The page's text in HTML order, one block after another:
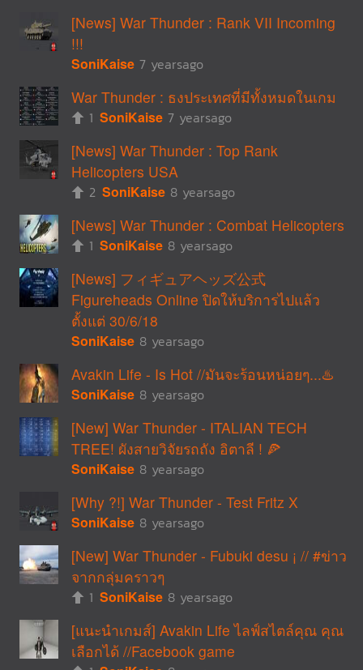
[News] War Thunder : Rank VII Incoming
!!!
SoniKaise 7 yearsago
War Thunder : ธงประเทศที่มีทั้งหมดในเกม
1 SoniKaise 7 yearsago
[News] War Thunder : Top Rank
Helicopters USA
2 SoniKaise 8 yearsago
[News] War Thunder : Combat Helicopters
1 SoniKaise 8 yearsago
[News] フィギュアヘッズ公式
Figureheads Online ปิดให้บริการไปแล้ว
ตั้งแต่ 30/6/18
SoniKaise 8 yearsago
Avakin Life - Is Hot //มันจะร้อนหน่อยๆ...♨️
SoniKaise 8 yearsago
[New] War Thunder - ITALIAN TECH
TREE! ผังสายวิจัยรถถัง อิตาลี ! 🍕
SoniKaise 8 yearsago
[Why ?!] War Thunder - Test Fritz X
SoniKaise 8 yearsago
[New] War Thunder - Fubuki desu ¡ // #ข่าว
จากกลุ่มคราวๆ
1 SoniKaise 8 yearsago
[แนะนำเกมส์] Avakin Life ไลฟ์สไตล์คุณ คุณ
เลือกได้ //Facebook game